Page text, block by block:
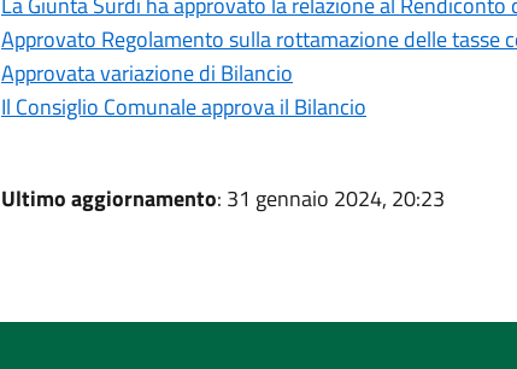
Approvato Regolamento sulla rottamazione delle tasse
Approvata variazione di Bilancio
Il Consiglio Comunale approva il Bilancio
Ultimo aggiornamento: 31 gennaio 2024, 20:23